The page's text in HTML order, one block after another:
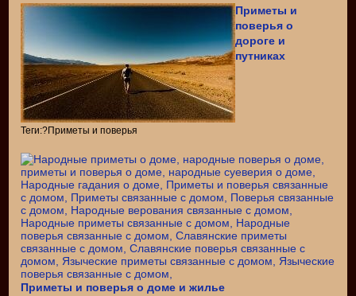
Приметы и
поверья о
дороге и
путниках
Теги:?Приметы и поверья
Приметы и поверья о доме и жилье